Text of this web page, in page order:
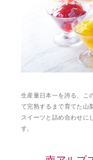
生産量日本一を誇る、こ
て完熟するまで育てた山
スイーツと詰め合わせに
す。